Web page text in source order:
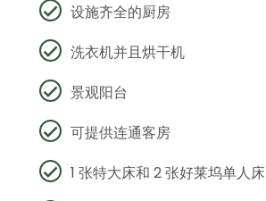
设施齐全的厨房
洗衣机并且烘干机
景观阳台
可提供连通客房
1 张特大床和 2 张好莱坞单人床